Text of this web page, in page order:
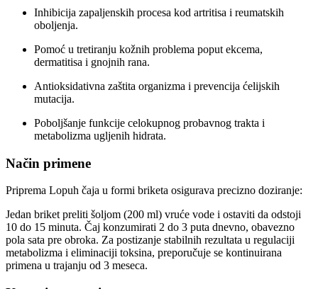
Inhibicija zapaljenskih procesa kod artritisa i reumatskih
oboljenja.
Pomoć u tretiranju kožnih problema poput ekcema,
dermatitisa i gnojnih rana.
Antioksidativna zaštita organizma i prevencija ćelijskih
mutacija.
Poboljšanje funkcije celokupnog probavnog trakta i
metabolizma ugljenih hidrata.
Način primene
Priprema Lopuh čaja u formi briketa osigurava precizno doziranje:
Jedan briket preliti šoljom (200 ml) vruće vode i ostaviti da odstoji
10 do 15 minuta. Čaj konzumirati 2 do 3 puta dnevno, obavezno
pola sata pre obroka. Za postizanje stabilnih rezultata u regulaciji
metabolizma i eliminaciji toksina, preporučuje se kontinuirana
primena u trajanju od 3 meseca.